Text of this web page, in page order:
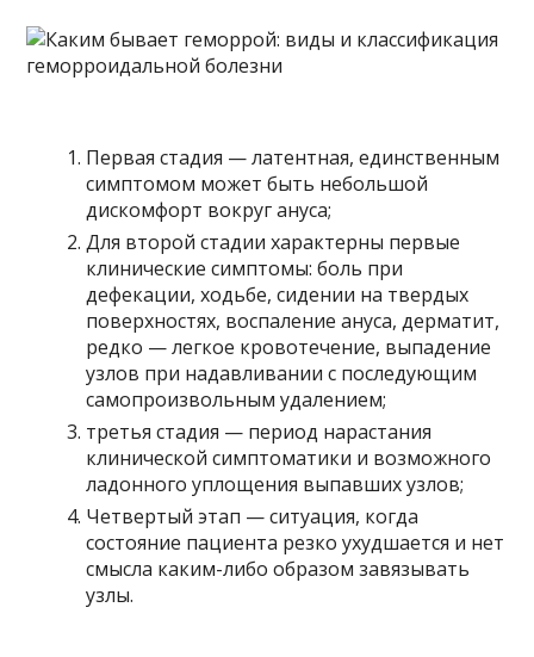
Первая стадия — латентная, единственным
симптомом может быть небольшой
дискомфорт вокруг ануса;
Для второй стадии характерны первые
клинические симптомы: боль при
дефекации, ходьбе, сидении на твердых
поверхностях, воспаление ануса, дерматит,
редко — легкое кровотечение, выпадение
узлов при надавливании с последующим
самопроизвольным удалением;
третья стадия — период нарастания
клинической симптоматики и возможного
ладонного уплощения выпавших узлов;
Четвертый этап — ситуация, когда
состояние пациента резко ухудшается и нет
смысла каким-либо образом завязывать
узлы.